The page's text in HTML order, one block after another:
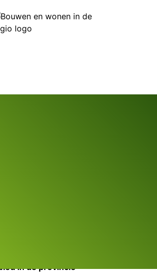
golfsport komen graag
In Noord-Brabant
en greenfee
voor zowel de beginner
een aantal prachtig
met diverse
zo extreem als het
in de provincie